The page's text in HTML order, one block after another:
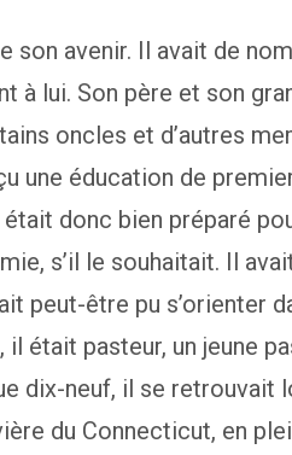
son avenir. Il avait de
à lui. Son père et son
oncles et d’autres
une éducation de
était donc bien préparé
s’il le souhaitait. Il
peut-être pu s’orienter
était pasteur, un jeune
dix-neuf, il se retrouvait
du Connecticut, en